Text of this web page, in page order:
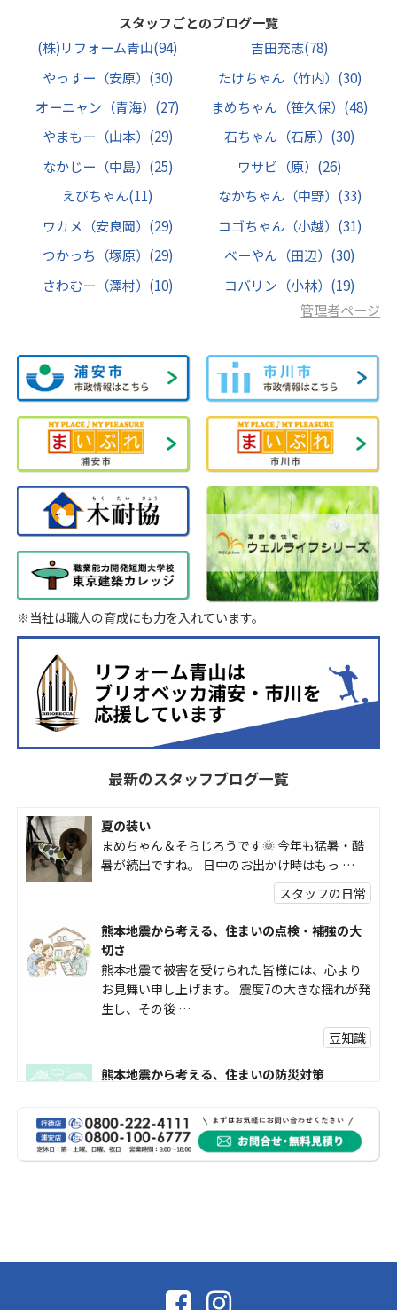
スタッフごとのブログ一覧
(株)リフォーム青山(94) 吉田充志(78)
やっすー（安原） (30) たけちゃん（竹内） (30)
オーニャン（青海） (27) まめちゃん（笹久保） (48)
やまもー（山本） (29) 石ちゃん（石原） (30)
なかじー（中島） (25) ワサビ（原） (26)
えびちゃん(11) なかちゃん（中野） (33)
ワカメ（安良岡） (29) コゴちゃん（小越） (31)
つかっち（塚原） (29) べーやん（田辺） (30)
さわむー（澤村） (10) コバリン（小林） (19)
管理者ページ
※当社は職人の育成にも力を入れています。
最新のスタッフブログ一覧
夏の装い
まめちゃん＆そらじろうです🌞 今年も猛暑・酷
暑が続出ですね。 日中のお出かけ時はもっ …
スタッフの日常
熊本地震から考える、住まいの点検・補強の大
切さ
熊本地震で被害を受けられた皆様には、心より
お見舞い申し上げます。 震度7の大きな揺れが発
生し、その後 …
豆知識
熊本地震から考える、住まいの防災対策
受けられた皆様に、心よりお見舞い申し上げま
す。 今回の地震 …
社長コラム